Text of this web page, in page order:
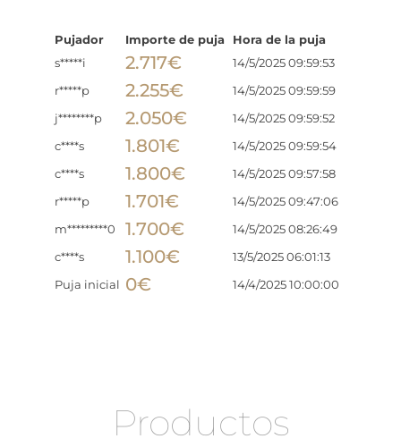
Pujador Importe de puja
Hora de la puja
s*****i
2.717€
14/5/2025 09:59:53
r*****p
2.255€
14/5/2025 09:59:59
j********p
2.050€
14/5/2025 09:59:52
c****s
1.801€
14/5/2025 09:59:54
c****s
1.800€
14/5/2025 09:57:58
r*****p
1.701€
14/5/2025 09:47:06
m*********0
1.700€
14/5/2025 08:26:49
c****s
1.100€
13/5/2025 06:01:13
Puja inicial 0€ 14/4/2025 10:00:00
Productos